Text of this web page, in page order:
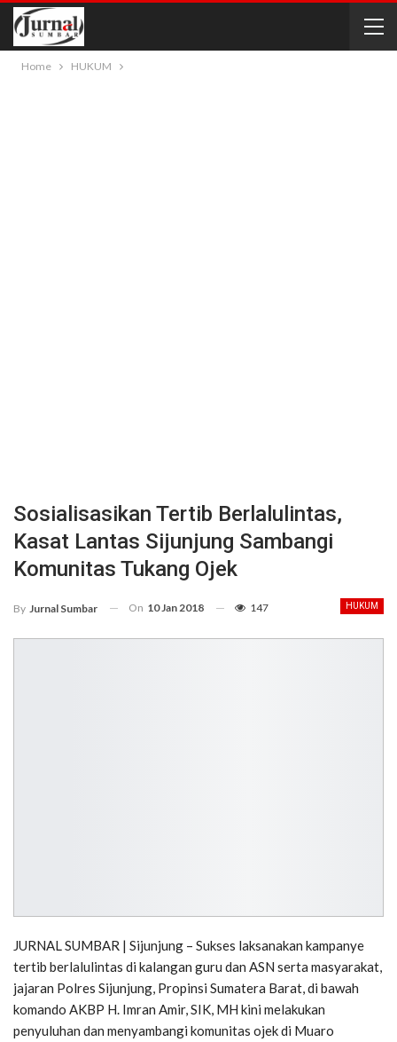
Home HUKUM
Sosialisasikan Tertib Berlalulintas,
Kasat Lantas Sijunjung Sambangi
Komunitas Tukang Ojek
HUKUM
By Jurnal Sumbar On 10 Jan 2018 147
JURNAL SUMBAR | Sijunjung – Sukses laksanakan kampanye
tertib berlalulintas di kalangan guru dan ASN serta masyarakat,
jajaran Polres Sijunjung, Propinsi Sumatera Barat, di bawah
komando AKBP H. Imran Amir, SIK, MH kini melakukan
penyuluhan dan menyambangi komunitas ojek di Muaro